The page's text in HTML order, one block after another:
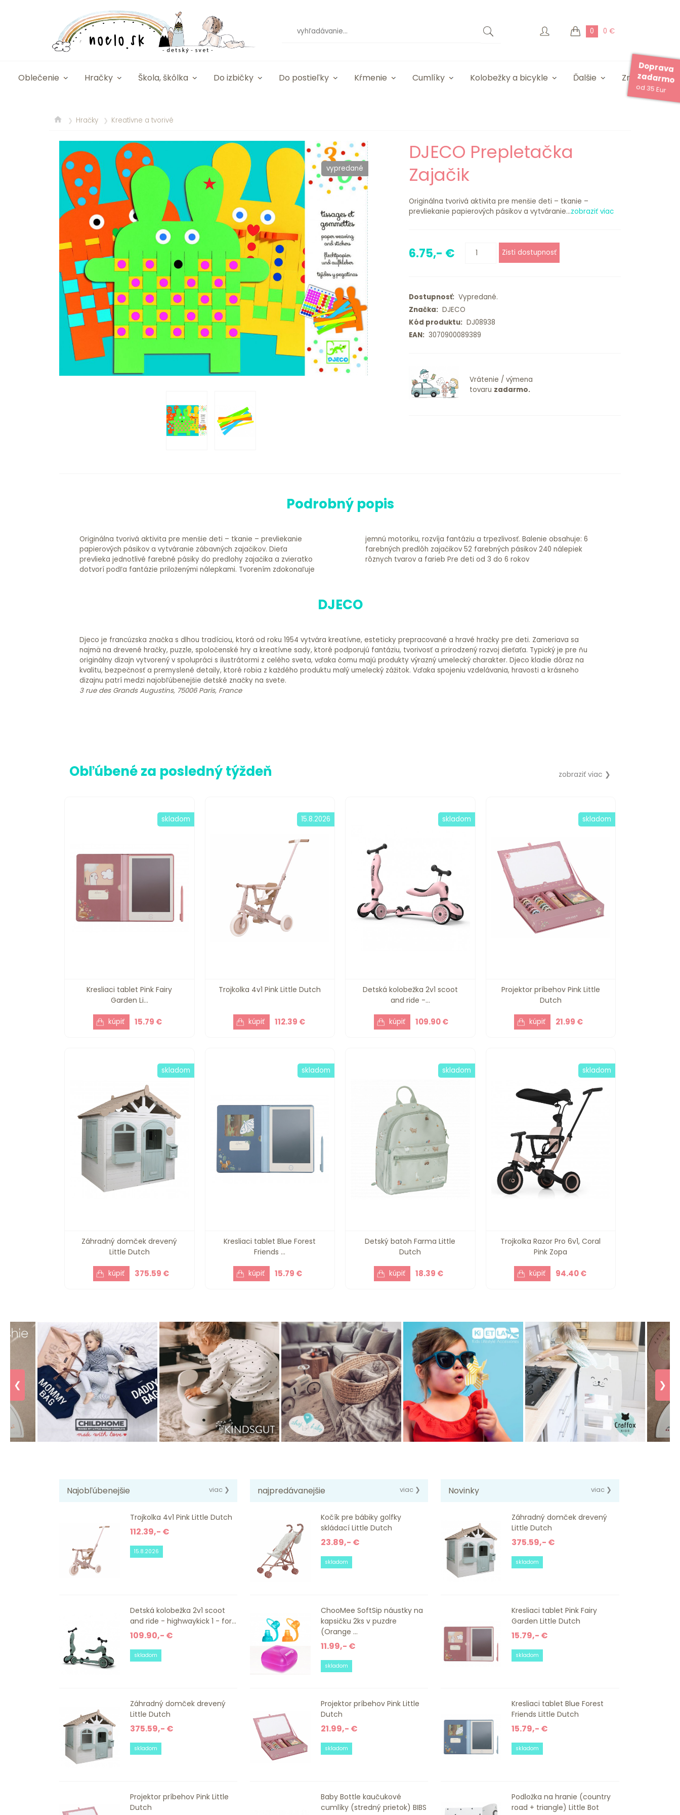
0 0 €
Doprava
zadarmo
od 35 Eur
Oblečenie Hračky Škola, škôlka Do izbičky Do postieľky Kŕmenie Cumlíky Kolobežky a bicykle Ďalšie Značky
❯ Hračky ❯ Kreatívne a tvorivé
vypredané
DJECO Prepletačka
Zajačik
Originálna tvorivá aktivita pre menšie deti – tkanie –
prevliekanie papierových pásikov a vytváranie...zobraziť viac
6.75,- €
Dostupnosť:Vypredané.
Značka:DJECO
Kód produktu:DJ08938
EAN:3070900089389
Vrátenie / výmena
tovaru zadarmo.
Podrobný popis
Originálna tvorivá aktivita pre menšie deti – tkanie – prevliekanie
papierových pásikov a vytváranie zábavných zajačikov. Dieťa
prevlieka jednotlivé farebné pásiky do predlohy zajačika a zvieratko
dotvorí podľa fantázie priloženými nálepkami. Tvorením zdokonaľuje
jemnú motoriku, rozvíja fantáziu a trpezlivosť. Balenie obsahuje: 6
farebných predlôh zajačikov 52 farebných pásikov 240 nálepiek
rôznych tvarov a farieb Pre deti od 3 do 6 rokov
DJECO
Djeco je francúzska značka s dlhou tradíciou, ktorá od roku 1954 vytvára kreatívne, esteticky prepracované a hravé hračky pre deti. Zameriava sa
najmä na drevené hračky, puzzle, spoločenské hry a kreatívne sady, ktoré podporujú fantáziu, tvorivosť a prirodzený rozvoj dieťaťa. Typický je pre ňu
originálny dizajn vytvorený v spolupráci s ilustrátormi z celého sveta, vďaka čomu majú produkty výrazný umelecký charakter. Djeco kladie dôraz na
kvalitu, bezpečnosť a premyslené detaily, ktoré robia z každého produktu malý umelecký zážitok. Vďaka spojeniu vzdelávania, hravosti a krásneho
dizajnu patrí medzi najobľúbenejšie detské značky na svete.
3 rue des Grands Augustins, 75006 Paris, France
Obľúbené za posledný týždeň zobraziť viac ❯
Kresliaci tablet Pink Fairy
Garden Li...
15.79 €
skladom
Trojkolka 4v1 Pink Little Dutch
112.39 €
15.8.2026
Detská kolobežka 2v1 scoot
and ride -...
109.90 €
skladom
Projektor príbehov Pink Little
Dutch
21.99 €
skladom
Záhradný domček drevený
Little Dutch
375.59 €
skladom
Kresliaci tablet Blue Forest
Friends ...
15.79 €
skladom
Detský batoh Farma Little
Dutch
18.39 €
skladom
Trojkolka Razor Pro 6v1, Coral
Pink Zopa
94.40 €
skladom
❮ ❯
Najobľúbenejšie viac ❯
Trojkolka 4v1 Pink Little Dutch
112.39,- €
15.8.2026
Detská kolobežka 2v1 scoot
and ride - highwaykick 1 - for...
109.90,- €
skladom
Záhradný domček drevený
Little Dutch
375.59,- €
skladom
Projektor príbehov Pink Little
Dutch
najpredávanejšie viac ❯
Kočík pre bábiky golfky
skládací Little Dutch
23.89,- €
skladom
ChooMee SoftSip náustky na
kapsičku 2ks v puzdre
(Orange ...
11.99,- €
skladom
Projektor príbehov Pink Little
Dutch
21.99,- €
skladom
Baby Bottle kaučukové
cumlíky (stredný prietok) BIBS
Novinky viac ❯
Záhradný domček drevený
Little Dutch
375.59,- €
skladom
Kresliaci tablet Pink Fairy
Garden Little Dutch
15.79,- €
skladom
Kresliaci tablet Blue Forest
Friends Little Dutch
15.79,- €
skladom
Podložka na hranie (country
road + triangle) Little Bot